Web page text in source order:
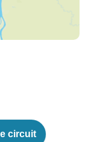
circuit